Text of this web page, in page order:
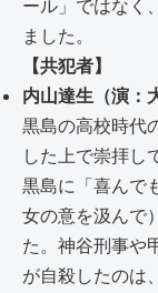
ール」ではなく
ました。
【共犯者】
内山達生（演：
黒島の高校時代
した上で崇拝し
黒島に「喜んで
女の意を汲んで
た。神谷刑事や
が自殺したのは